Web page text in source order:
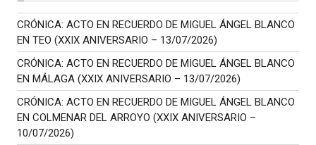
CRÓNICA: ACTO EN RECUERDO DE MIGUEL ÁNGEL BLANCO
EN TEO (XXIX ANIVERSARIO – 13/07/2026)
CRÓNICA: ACTO EN RECUERDO DE MIGUEL ÁNGEL BLANCO
EN MÁLAGA (XXIX ANIVERSARIO – 13/07/2026)
CRÓNICA: ACTO EN RECUERDO DE MIGUEL ÁNGEL BLANCO
EN COLMENAR DEL ARROYO (XXIX ANIVERSARIO –
10/07/2026)